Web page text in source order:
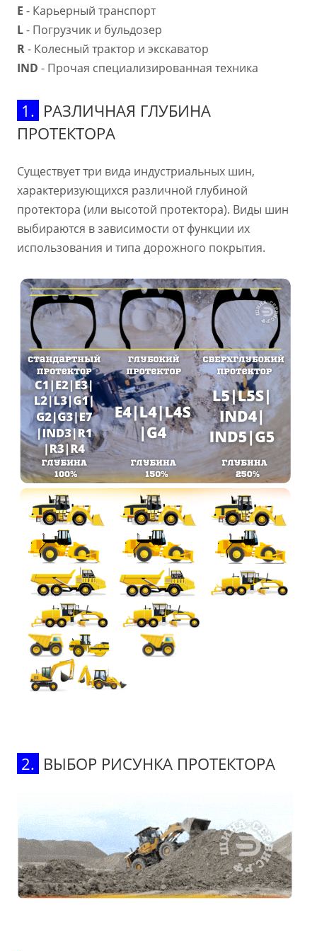
E - Карьерный транспорт
L- Погрузчик и бульдозер
R- Колесный трактор и экскаватор
IND - Прочая специализированная техника
1. РАЗЛИЧНАЯ ГЛУБИНА
ПРОТЕКТОРА
Существует три вида индустриальных шин,
характеризующихся различной глубиной
протектора (или высотой протектора). Виды шин
выбираются в зависимости от функции их
использования и типа дорожного покрытия.
2. ВЫБОР РИСУНКА ПРОТЕКТОРА